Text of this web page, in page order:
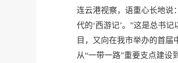
连云港视察，语重心长地说
代的‘西游记’。”这是总书
目，又向在我市举办的首届
从“一带一路”重要支点建